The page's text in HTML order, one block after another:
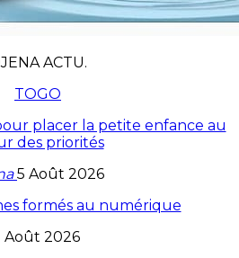
ACTU.
TOGO
placer la petite enfance au
des priorités
5 Août 2026
formés au numérique
Août 2026